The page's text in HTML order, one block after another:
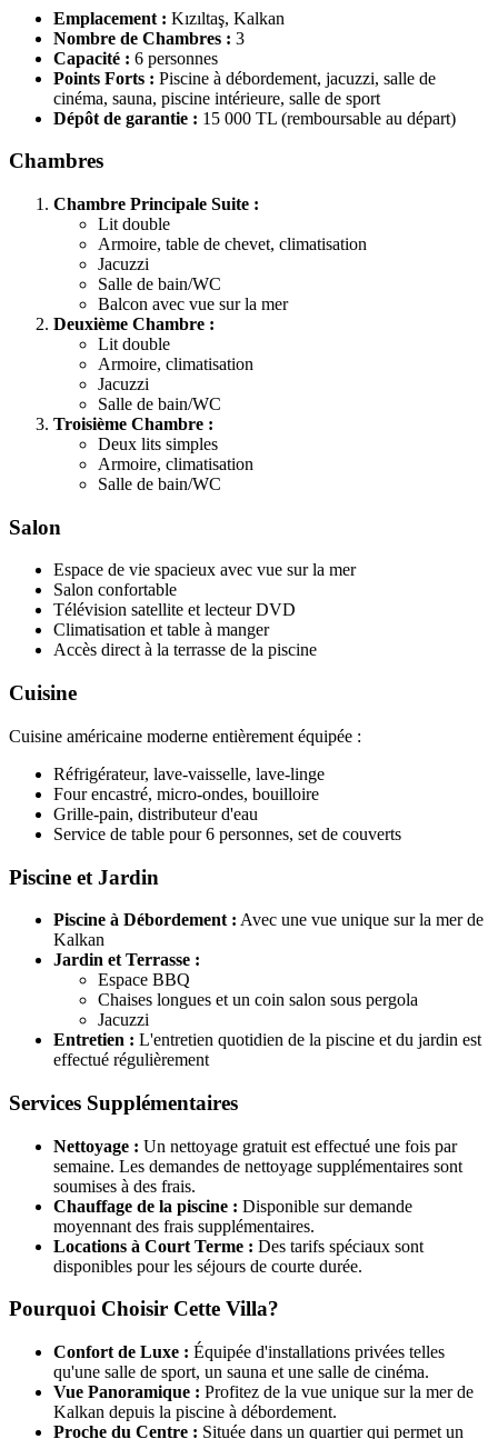
Emplacement : Kızıltaş, Kalkan
Nombre de Chambres : 3
Capacité : 6 personnes
Points Forts : Piscine à débordement, jacuzzi, salle de
cinéma, sauna, piscine intérieure, salle de sport
Dépôt de garantie : 15 000 TL (remboursable au départ)
Chambres
Chambre Principale Suite :
Lit double
Armoire, table de chevet, climatisation
Jacuzzi
Salle de bain/WC
Balcon avec vue sur la mer
Deuxième Chambre :
Lit double
Armoire, climatisation
Jacuzzi
Salle de bain/WC
Troisième Chambre :
Deux lits simples
Armoire, climatisation
Salle de bain/WC
Salon
Espace de vie spacieux avec vue sur la mer
Salon confortable
Télévision satellite et lecteur DVD
Climatisation et table à manger
Accès direct à la terrasse de la piscine
Cuisine
Cuisine américaine moderne entièrement équipée :
Réfrigérateur, lave-vaisselle, lave-linge
Four encastré, micro-ondes, bouilloire
Grille-pain, distributeur d'eau
Service de table pour 6 personnes, set de couverts
Piscine et Jardin
Piscine à Débordement : Avec une vue unique sur la mer de
Kalkan
Jardin et Terrasse :
Espace BBQ
Chaises longues et un coin salon sous pergola
Jacuzzi
Entretien : L'entretien quotidien de la piscine et du jardin est
effectué régulièrement
Services Supplémentaires
Nettoyage : Un nettoyage gratuit est effectué une fois par
semaine. Les demandes de nettoyage supplémentaires sont
soumises à des frais.
Chauffage de la piscine : Disponible sur demande
moyennant des frais supplémentaires.
Locations à Court Terme : Des tarifs spéciaux sont
disponibles pour les séjours de courte durée.
Pourquoi Choisir Cette Villa?
Confort de Luxe : Équipée d'installations privées telles
qu'une salle de sport, un sauna et une salle de cinéma.
Vue Panoramique : Profitez de la vue unique sur la mer de
Kalkan depuis la piscine à débordement.
Proche du Centre : Située dans un quartier qui permet un